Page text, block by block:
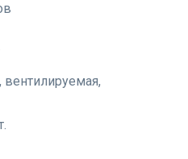
вентилируемая,